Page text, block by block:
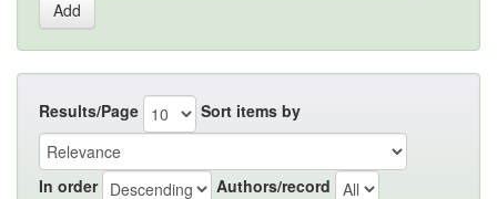
Results/Page Sort items by
In order Authors/record